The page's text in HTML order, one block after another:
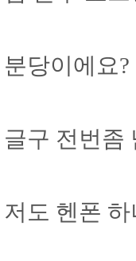
분당이에요?
글구 전번좀
저도 헨폰